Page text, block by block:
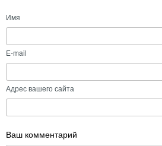
Имя
E-mail
Адрес вашего сайта
Ваш комментарий